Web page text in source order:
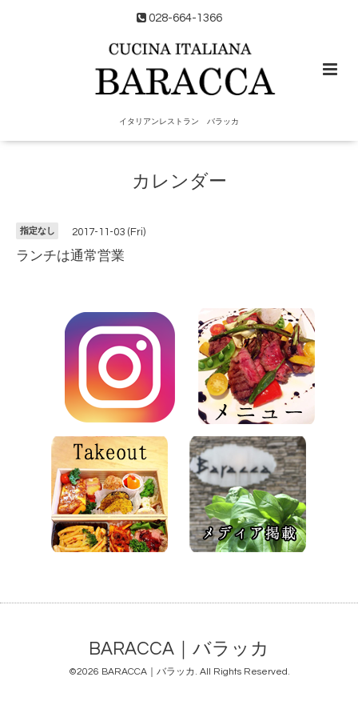
028-664-1366
イタリアンレストラン バラッカ
カレンダー
指定なし 2017-11-03 (Fri)
ランチは通常営業
BARACCA｜バラッカ
©2026 BARACCA｜バラッカ . All Rights Reserved.